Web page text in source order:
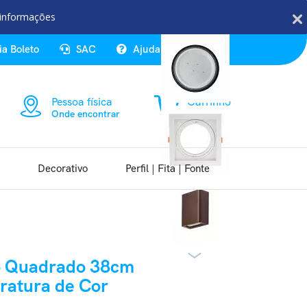
Boleto SAC Ajuda Entrar
Pessoa física
Onde encontrar
Carrinho
0 item
Decorativo Perfil | Fita | Fonte
38cm
de Cor